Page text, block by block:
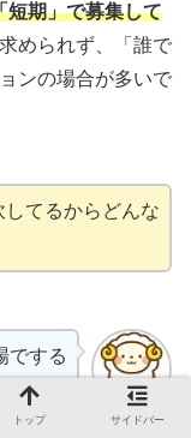
短期」で募集して
められず、「誰で
ンの場合が多いで
てるからどんな
けん
でする
ら、
トップ サイドバー